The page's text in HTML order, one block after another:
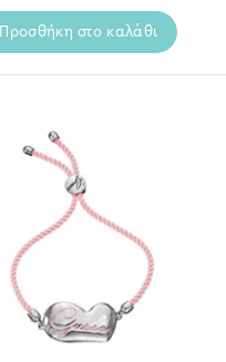
Προσθήκη στο καλάθι